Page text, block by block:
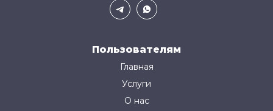
Пользователям
Главная
Услуги
О нас